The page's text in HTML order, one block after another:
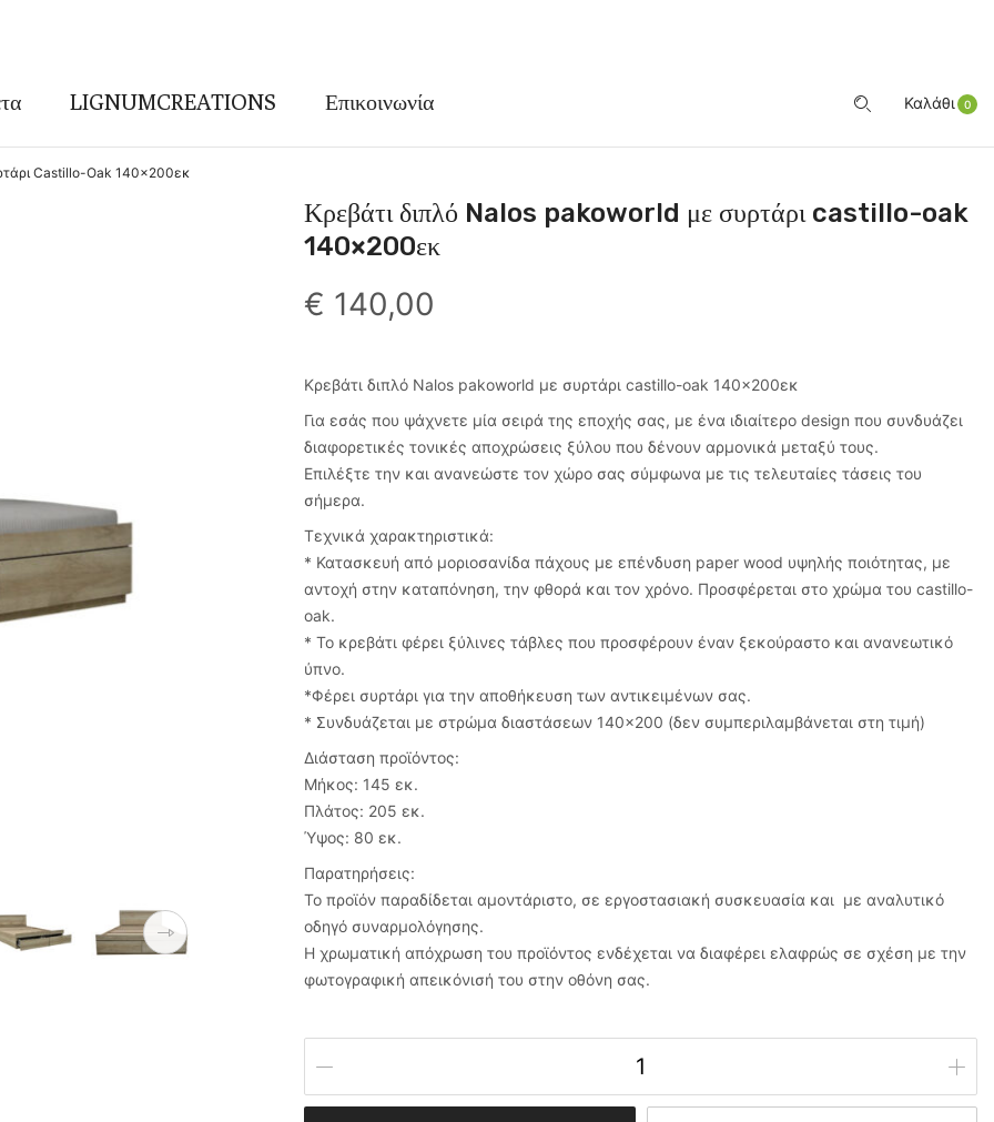
LIGNUMCREATIONS Επικοινωνία Καλάθι 0
Castillo-Oak 140×200εκ
Κρεβάτι διπλό Nalos pakoworld με συρτάρι castillo-oak
140×200εκ
€ 140,00
Κρεβάτι διπλό Nalos pakoworld με συρτάρι castillo-oak 140×200εκ
Για εσάς που ψάχνετε μία σειρά της εποχής σας, με ένα ιδιαίτερο design που συνδυάζει
διαφορετικές τονικές αποχρώσεις ξύλου που δένουν αρμονικά μεταξύ τους.
Επιλέξτε την και ανανεώστε τον χώρο σας σύμφωνα με τις τελευταίες τάσεις του
σήμερα.
Τεχνικά χαρακτηριστικά:
* Κατασκευή από μοριοσανίδα πάχους με επένδυση paper wood υψηλής ποιότητας, με
αντοχή στην καταπόνηση, την φθορά και τον χρόνο. Προσφέρεται στο χρώμα του castillo-
oak.
* Το κρεβάτι φέρει ξύλινες τάβλες που προσφέρουν έναν ξεκούραστο και ανανεωτικό
ύπνο.
*Φέρει συρτάρι για την αποθήκευση των αντικειμένων σας.
* Συνδυάζεται με στρώμα διαστάσεων 140×200 (δεν συμπεριλαμβάνεται στη τιμή)
Διάσταση προϊόντος:
Μήκος: 145 εκ.
Πλάτος: 205 εκ.
Ύψος: 80 εκ.
Παρατηρήσεις:
Το προϊόν παραδίδεται αμοντάριστο, σε εργοστασιακή συσκευασία και με αναλυτικό
οδηγό συναρμολόγησης.
Η χρωματική απόχρωση του προϊόντος ενδέχεται να διαφέρει ελαφρώς σε σχέση με την
φωτογραφική απεικόνισή του στην οθόνη σας.